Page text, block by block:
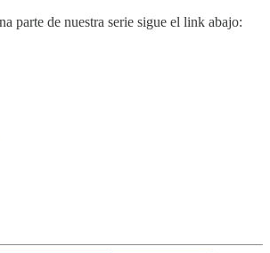
parte de nuestra serie sigue el link abajo: